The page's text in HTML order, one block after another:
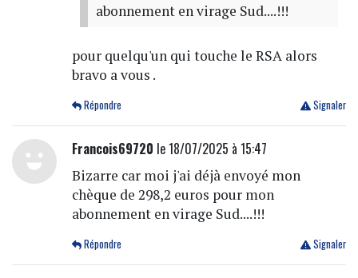
abonnement en virage Sud....!!!
pour quelqu'un qui touche le RSA alors
bravo a vous .
Signaler
Répondre
Francois69720 le 18/07/2025 à 15:47
Bizarre car moi j'ai déjà envoyé mon
chèque de 298,2 euros pour mon
abonnement en virage Sud....!!!
Signaler
Répondre